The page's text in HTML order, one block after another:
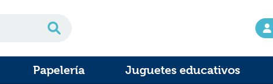
Papelería Juguetes educativos